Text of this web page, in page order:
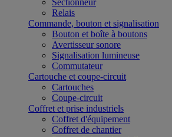
Sectionneur
Relais
Commande, bouton et signalisation
Bouton et boîte à boutons
Avertisseur sonore
Signalisation lumineuse
Commutateur
Cartouche et coupe-circuit
Cartouches
Coupe-circuit
Coffret et prise industriels
Coffret d'équipement
Coffret de chantier